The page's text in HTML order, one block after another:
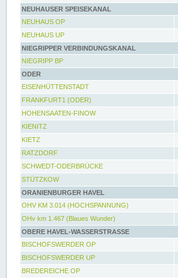
NEUHAUSER SPEISEKANAL
NEUHAUS OP
NEUHAUS UP
NIEGRIPPER VERBINDUNGSKANAL
NIEGRIPP BP
ODER
EISENHÜTTENSTADT
FRANKFURT1 (ODER)
HOHENSAATEN-FINOW
KIENITZ
KIETZ
RATZDORF
SCHWEDT-ODERBRÜCKE
STÜTZKOW
ORANIENBURGER HAVEL
OHV KM 3.014 (HOCHSPANNUNG)
OHv km 1.467 (Blaues Wunder)
OBERE HAVEL-WASSERSTRASSE
BISCHOFSWERDER OP
BISCHOFSWERDER UP
BREDEREICHE OP